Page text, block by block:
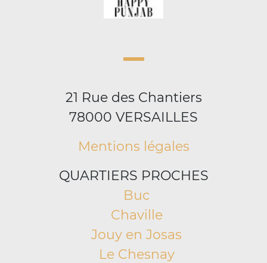
21 Rue des Chantiers
78000 VERSAILLES
Mentions légales
QUARTIERS PROCHES
Buc
Chaville
Jouy en Josas
Le Chesnay